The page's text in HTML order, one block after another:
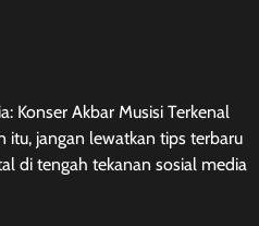
Konser Akbar Musisi Terkenal
itu, jangan lewatkan tips terbaru
di tengah tekanan sosial media